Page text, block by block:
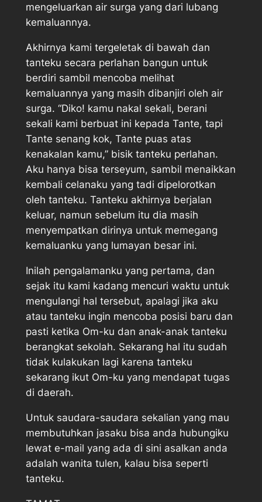
mengeluarkan air surga yang dari lubang
kemaluannya.
Akhirnya kami tergeletak di bawah dan
tanteku secara perlahan bangun untuk
berdiri sambil mencoba melihat
kemaluannya yang masih dibanjiri oleh air
surga. “Diko! kamu nakal sekali, berani
sekali kami berbuat ini kepada Tante, tapi
Tante senang kok, Tante puas atas
kenakalan kamu,” bisik tanteku perlahan.
Aku hanya bisa terseyum, sambil menaikkan
kembali celanaku yang tadi dipelorotkan
oleh tanteku. Tanteku akhirnya berjalan
keluar, namun sebelum itu dia masih
menyempatkan dirinya untuk memegang
kemaluanku yang lumayan besar ini.
Inilah pengalamanku yang pertama, dan
sejak itu kami kadang mencuri waktu untuk
mengulangi hal tersebut, apalagi jika aku
atau tanteku ingin mencoba posisi baru dan
pasti ketika Om-ku dan anak-anak tanteku
berangkat sekolah. Sekarang hal itu sudah
tidak kulakukan lagi karena tanteku
sekarang ikut Om-ku yang mendapat tugas
di daerah.
Untuk saudara-saudara sekalian yang mau
membutuhkan jasaku bisa anda hubungiku
lewat e-mail yang ada di sini asalkan anda
adalah wanita tulen, kalau bisa seperti
tanteku.